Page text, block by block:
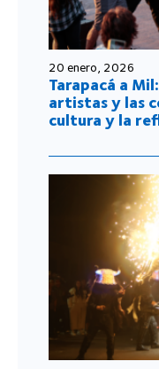
20 enero, 2026
Tarapacá a
artistas y las
cultura y la